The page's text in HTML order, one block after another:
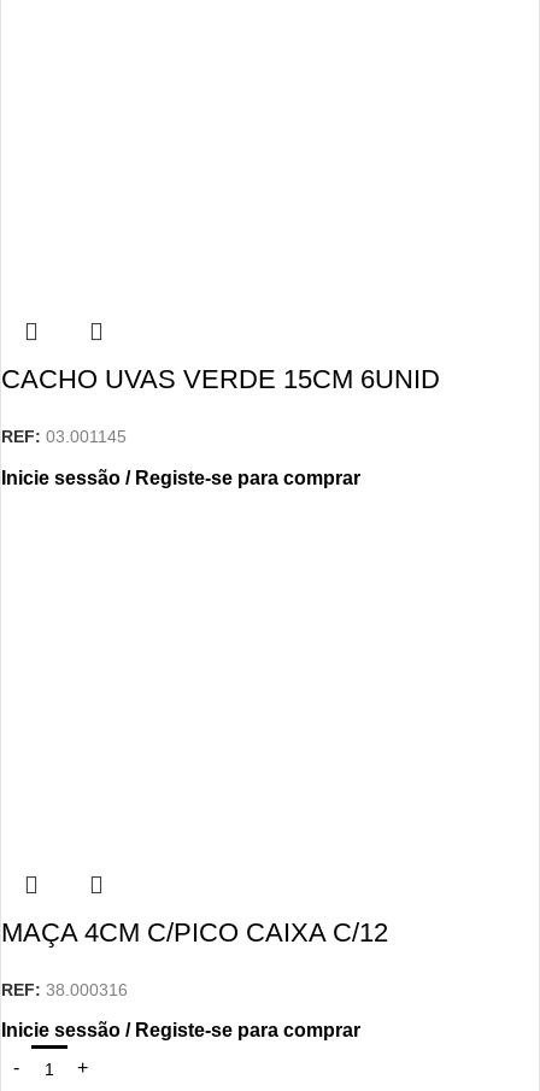
CACHO UVAS VERDE 15CM 6UNID
REF: 03.001145
Inicie sessão / Registe-se para comprar
MAÇA 4CM C/PICO CAIXA C/12
REF: 38.000316
Inicie sessão / Registe-se para comprar